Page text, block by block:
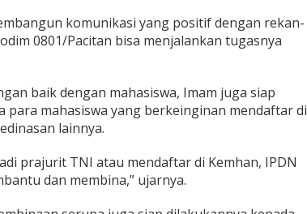
komunikasi yang positif dengan rekan-
0801/Pacitan bisa menjalankan tugasnya
baik dengan mahasiswa, Imam juga siap
para mahasiswa yang berkeinginan mendaftar di
lainnya.
prajurit TNI atau mendaftar di Kemhan, IPDN
dan membina,” ujarnya.